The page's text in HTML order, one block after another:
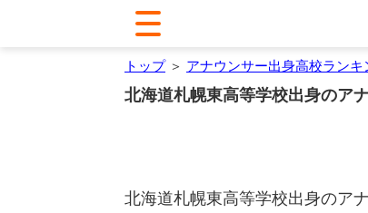
トップ＞ アナウンサー出身高校ランキ
北海道札幌東高等学校出身のア
北海道札幌東高等学校出身のア